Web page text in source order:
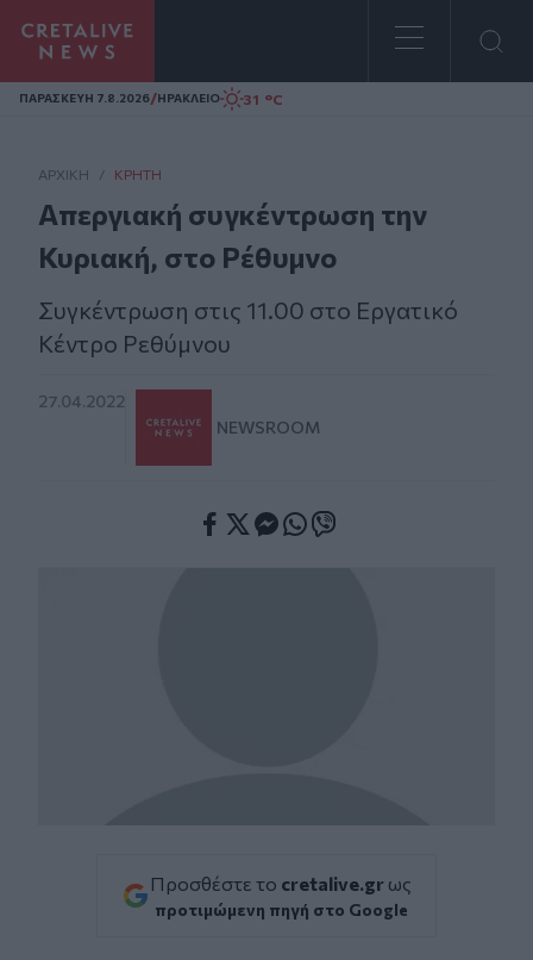
Homepage
ΠΑΡΑΣΚΕΥΗ 7.8.2026/ΗΡΑΚΛΕΙΟ 31 °C
ΑΡΧΙΚΗ / ΚΡΉΤΗ
Απεργιακή συγκέντρωση την
Κυριακή, στο Ρέθυμνο
Συγκέντρωση στις 11.00 στο Εργατικό
Κέντρο Ρεθύμνου
27.04.2022
NEWSROOM
Προσθέστε το cretalive.gr ως
προτιμώμενη πηγή στο Google